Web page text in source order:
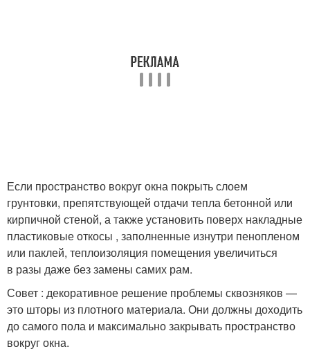
Если пространство вокруг окна покрыть слоем
грунтовки, препятствующей отдачи тепла бетонной или
кирпичной стеной, а также установить поверх накладные
пластиковые откосы , заполненные изнутри пенопленом
или паклей, теплоизоляция помещения увеличиться
в разы даже без замены самих рам.
Совет : декоративное решение проблемы сквозняков —
это шторы из плотного материала. Они должны доходить
до самого пола и максимально закрывать пространство
вокруг окна.